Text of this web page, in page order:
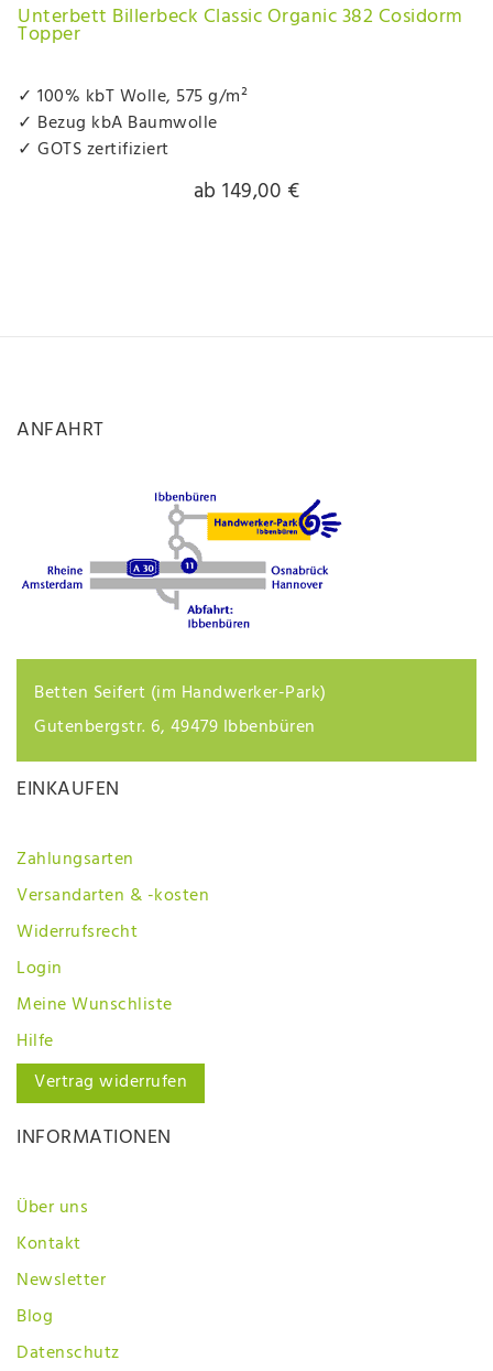
Unterbett Billerbeck Classic Organic 382 Cosidorm
Topper
✓ 100% kbT Wolle, 575 g/m²
✓ Bezug kbA Baumwolle
✓ GOTS zertifiziert
ab 149,00 €
ANFAHRT
Betten Seifert (im Handwerker-Park)
Gutenbergstr. 6, 49479 Ibbenbüren
EINKAUFEN
Zahlungsarten
Versandarten & -kosten
Widerrufsrecht
Login
Meine Wunschliste
Hilfe
Vertrag widerrufen
INFORMATIONEN
Über uns
Kontakt
Newsletter
Blog
Datenschutz